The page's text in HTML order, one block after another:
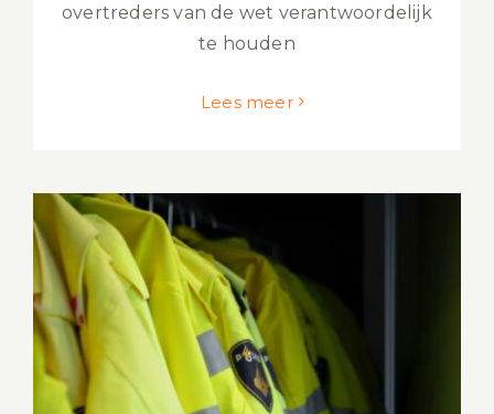
overtreders van de wet verantwoordelijk
te houden
Lees meer
Wanneer mag de politie mij
aanhouden?